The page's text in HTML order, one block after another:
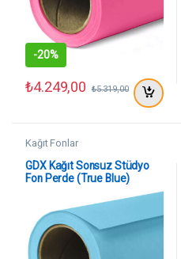
-20%
₺4.249,00 ₺5.319,00
Kağıt Fonlar
GDX Kağıt Sonsuz Stüdyo
Fon Perde (True Blue)